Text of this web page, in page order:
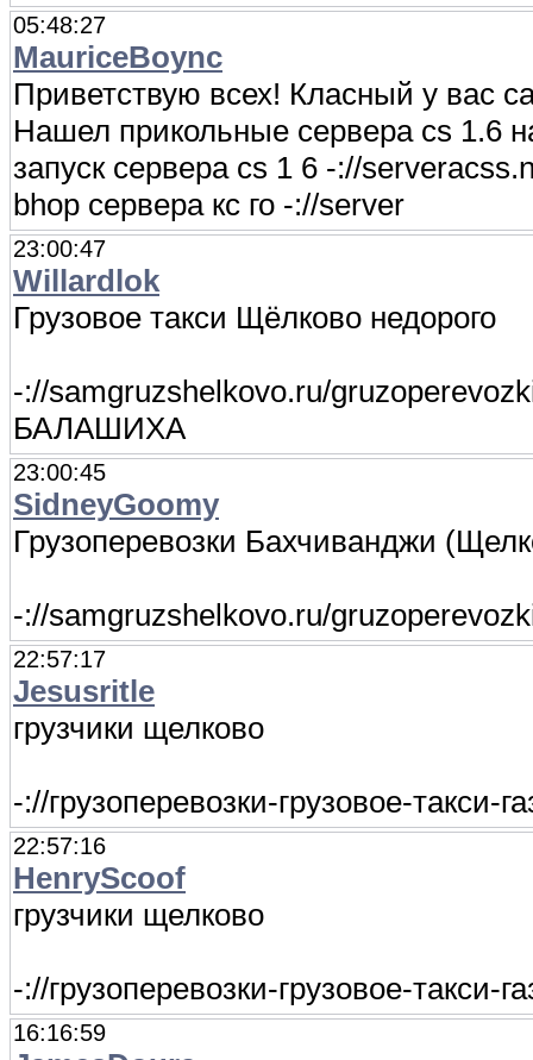
05:48:27
MauriceBoync
Приветствую всех! Класный у вас
Нашел прикольные сервера cs 1.6
запуск сервера cs 1 6 -://
bhop сервера кс го -://server
23:00:47
Willardlok
Грузовое такси Щёлково недорого
-://samgruzshelkovo.ru/
БАЛАШИХА
23:00:45
SidneyGoomy
Грузоперевозки Бахчиванджи
-://samgruzshelkovo.ru/
22:57:17
Jesusritle
грузчики щелково
-://грузоперевозки-грузовое-
22:57:16
HenryScoof
грузчики щелково
-://грузоперевозки-грузовое-
16:16:59